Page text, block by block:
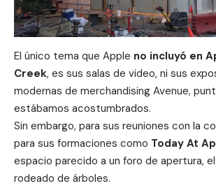
El único tema que Apple no incluyó en
Creek, es sus salas de video, ni sus
modernas de merchandising Avenue,
estábamos acostumbrados.
Sin embargo, para sus reuniones con la
para sus formaciones como Today At
espacio parecido a un foro de apertura,
rodeado de árboles.